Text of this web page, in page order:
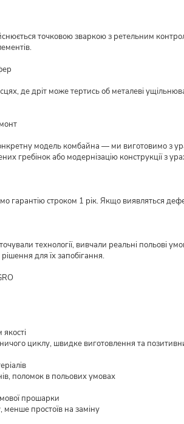
точковою зваркою з ретельним
де дріт може тертись об металеві
модель комбайна — ми виготовимо з
гребінок або модернізацію конструкції з
гарантію строком 1 рік. Якщо виявляться
технології, вивчали реальні польові
для їх запобігання.
циклу, швидке виготовлення та
поломок в польових умовах
прошарки
простоїв на заміну